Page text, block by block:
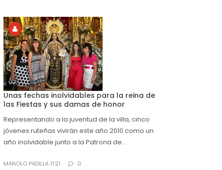
Unas fechas inolvidables para la reina de
las Fiestas y sus damas de honor
Representando a la juventud de la villa, cinco
jóvenes ruteñas vivirán este año 2010 como un
año inolvidable junto a la Patrona de...
MANOLO PADILLA 11:21 0